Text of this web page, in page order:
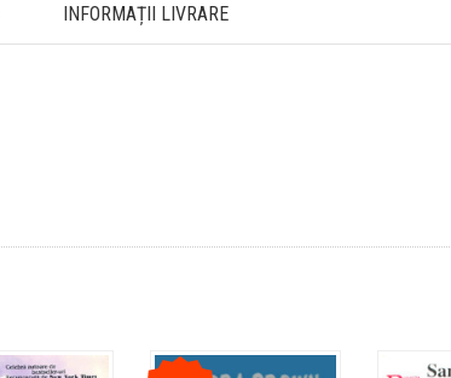
INFORMAȚII LIVRARE